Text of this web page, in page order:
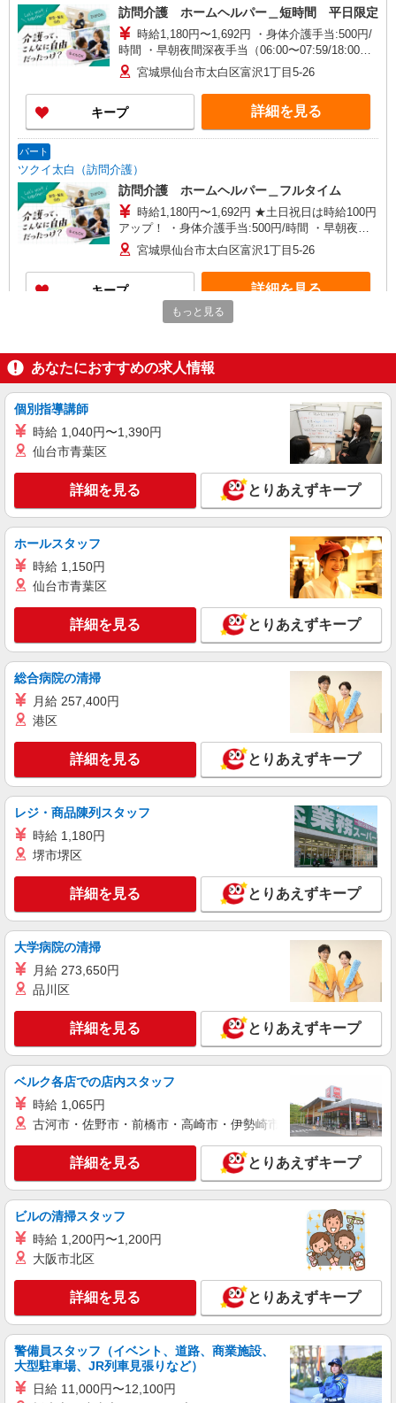
訪問介護 ホームヘルパー＿短時間 平日限定
時給1,180円〜1,692円 ・身体介護手当:500円/
時間 ・早朝夜間深夜手当（06:00〜07:59/18:00〜
05:59）:300円/時間 ・ICT手当:2,000円/月 ・特定
事業所加算手当:60円/時間（時給に含む） ※給与
幅は資格・経験等による
宮城県仙台市太白区富沢1丁目5-26
キープ 詳細を見る
パート
ツクイ太白（訪問介護）
訪問介護 ホームヘルパー＿フルタイム
時給1,180円〜1,692円 ★土日祝日は時給100円
アップ！ ・身体介護手当:500円/時間 ・早朝夜間
深夜手当（06:00〜07:59/18:00〜05:59）:300円/時
間 ・ICT手当:2,000円/月 ・特定事業所加算手
当:60円/時間（時給に含む） ※給与幅は資格・経
験等による
宮城県仙台市太白区富沢1丁目5-26
キープ 詳細を見る
デイサービス 介護スタッフ（ケアクルー）
時給1,067円〜1,539円 ★土日祝日は時給100円
アップ！ ※給与幅は資格・経験等による
宮城県仙台市太白区西中田1丁目14-1
詳細を見る
パート
ツクイ太白（訪問介護）
訪問介護 ホームヘルパー＿短時間 土日祝限
時間 ・早朝夜間深夜手当（06:00〜07:59/18:00〜
05:59）:300円/時間 ・ICT手当:2,000円/月 ・特定
事業所加算手当:60円/時間（時給に含む） ・土日
祝日手当:100円/時間（時給に含む） ※給与幅は資
格・経験等による
宮城県仙台市太白区富沢1丁目5-26
キープ 詳細を見る
パート
ツクイ袋原グループホーム
グループホーム 介護スタッフ（ケアクルー）
時給1,067円〜1,539円 ★土日祝日は時給100円
アップ！ ・夜勤手当:5,000円/回 ※給与幅は資
格・経験等による
宮城県仙台市太白区中田町字法地南4-1
キープ 詳細を見る
派遣社員
（株）ウィルオブ・ワークCW 仙台支店/ms040101
日常生活の見守りスタッフ
時給1300円 ◆前払い・日払い・週払いOK
詳細を見る
富沢ケアセンターそよ風：RO17508
NEW
デイサービス 介護スタッフ
【月給】212,856円〜224,320円 ▼給与詳細 処
遇改善手当：34,320円 ▼下記別途支給 通勤手当
12月） ※業績による 特別報酬：平均33.8万円（最
高額130万円） ※2025年6月支給実績 ※処遇改善
手当は試用期間中(3ヶ月)は支給なし
宮城県仙台市太白区富沢1-13-6
キープ 詳細を見る
パート
富沢ケアセンターそよ風：RO9831
NEW
【時給】1,238円〜1,400円 ▼給与詳細 処遇改
善手当：200〜200円/時 ▼下記別途支給 通勤手当
年末年始手当：380円/時 寸志あり：年2回（6月・
中(3ヶ月)は支給なし
宮城県仙台市太白区富沢1-13-6
キープ 詳細を見る
パート
もっと見る
あなたにおすすめの求人情報
個別指導講師
時給 1,040円〜1,390円
仙台市青葉区
詳細を見る とりあえずキープ
ホールスタッフ
時給 1,150円
仙台市青葉区
詳細を見る とりあえずキープ
総合病院の清掃
月給 257,400円
港区
詳細を見る とりあえずキープ
レジ・商品陳列スタッフ
時給 1,180円
堺市堺区
詳細を見る とりあえずキープ
大学病院の清掃
月給 273,650円
品川区
詳細を見る とりあえずキープ
ベルク各店での店内スタッフ
時給 1,065円
古河市・佐野市・前橋市・高崎市・伊勢崎市・太田市・館林市
詳細を見る とりあえずキープ
ビルの清掃スタッフ
時給 1,200円〜1,200円
大阪市北区
詳細を見る とりあえずキープ
警備員スタッフ（イベント、道路、商業施設、
大型駐車場、JR列車見張りなど）
日給 11,000円〜12,100円